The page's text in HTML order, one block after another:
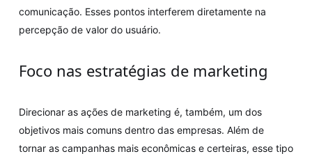
comunicação. Esses pontos interferem diretamente na
percepção de valor do usuário.
Foco nas estratégias de marketing
Direcionar as ações de marketing é, também, um dos
objetivos mais comuns dentro das empresas. Além de
tornar as campanhas mais econômicas e certeiras, esse tipo